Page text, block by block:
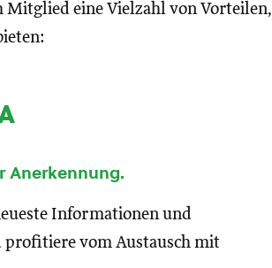
eine Vielzahl von Vorteilen,
Anerkennung.
Informationen und
vom Austausch mit